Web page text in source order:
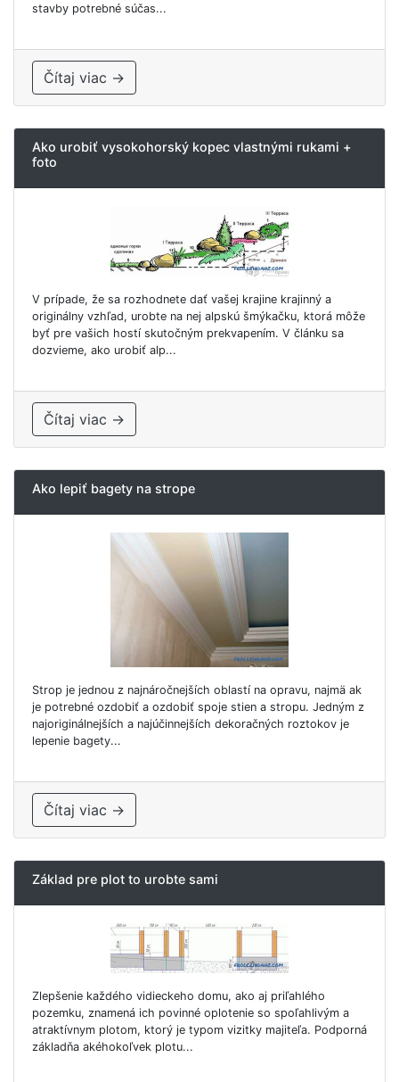
stavby potrebné súčas...
Čítaj viac →
Ako urobiť vysokohorský kopec vlastnými rukami +
foto
V prípade, že sa rozhodnete dať vašej krajine krajinný a
originálny vzhľad, urobte na nej alpskú šmýkačku, ktorá môže
byť pre vašich hostí skutočným prekvapením. V článku sa
dozvieme, ako urobiť alp...
Čítaj viac →
Ako lepiť bagety na strope
Strop je jednou z najnáročnejších oblastí na opravu, najmä ak
je potrebné ozdobiť a ozdobiť spoje stien a stropu. Jedným z
najoriginálnejších a najúčinnejších dekoračných roztokov je
lepenie bagety...
Čítaj viac →
Základ pre plot to urobte sami
Zlepšenie každého vidieckeho domu, ako aj priľahlého
pozemku, znamená ich povinné oplotenie so spoľahlivým a
atraktívnym plotom, ktorý je typom vizitky majiteľa. Podporná
základňa akéhokoľvek plotu...